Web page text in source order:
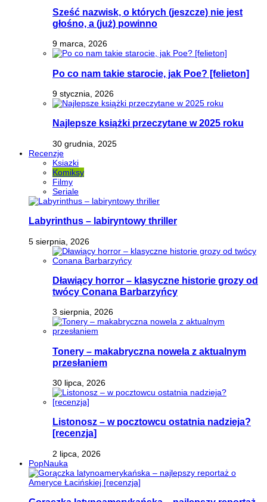
Sześć nazwisk, o których (jeszcze) nie jest
głośno, a (już) powinno
9 marca, 2026
Po co nam takie starocie, jak Poe? [felieton]
9 stycznia, 2026
Najlepsze książki przeczytane w 2025 roku
30 grudnia, 2025
Recenzje
Ksiazki
Komiksy
Filmy
Seriale
Labyrinthus – labiryntowy thriller
5 sierpnia, 2026
Dławiący horror – klasyczne historie grozy od
twócy Conana Barbarzyńcy
3 sierpnia, 2026
Tonery – makabryczna nowela z aktualnym
przesłaniem
30 lipca, 2026
Listonosz – w pocztowcu ostatnia nadzieja?
[recenzja]
2 lipca, 2026
PopNauka